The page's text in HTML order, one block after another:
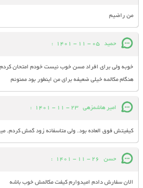
من راضیم
حمید 05 - 11 - 1401
:
خوبه ولی برای افراد مسن خوب نیست خودم امتحان
هنگام مکالمه خیلی ضعیفه برای من اینطور بود ممنونم
امیر هاشمزهی 23 - 11 - 1401
:
کیفیتش فوق العاده بود. ولی متاسفانه زود گمش کردم.
حسن 26 - 11 - 1401
:
الان سفارش دادم امیدوارم کیفت مکالمش خوب باشه